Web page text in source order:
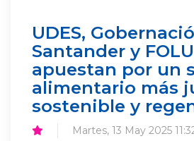
UDES,
Santander y
apuestan por un
alimentario más
sostenible y
Martes, 13 May 2025